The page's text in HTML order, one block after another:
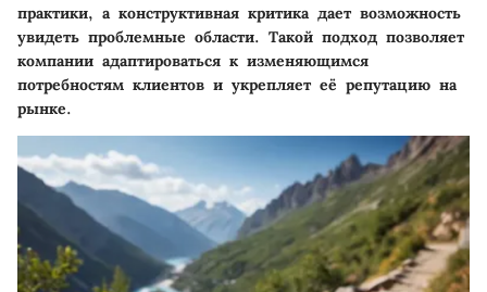
практики, а конструктивная критика дает возможность
увидеть проблемные области. Такой подход позволяет
компании адаптироваться к изменяющимся
потребностям клиентов и укрепляет её репутацию на
рынке.